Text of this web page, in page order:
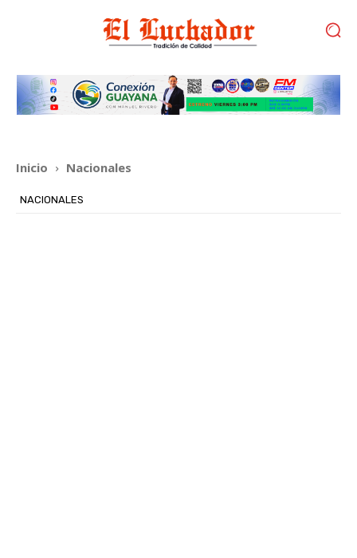
Inicio Nacionales
NACIONALES